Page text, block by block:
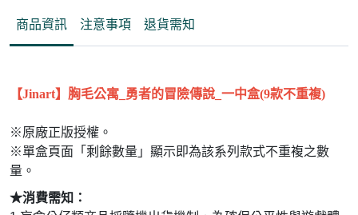
商品資訊 注意事項 退貨需知
【Jinart】胸毛公寓_勇者的冒險傳說_一中盒(9款不重複)
※原廠正版授權。
※單盒頁面「剩餘數量」顯示即為該系列款式不重複之數
量。
★消費需知 ：